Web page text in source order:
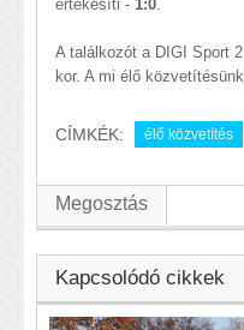
értékesíti - 1:0
A találkozót a DIGI Sport
kor. A mi élő
CÍMKÉK: élő közvetítés
Megosztás
Kapcsolódó cikkek